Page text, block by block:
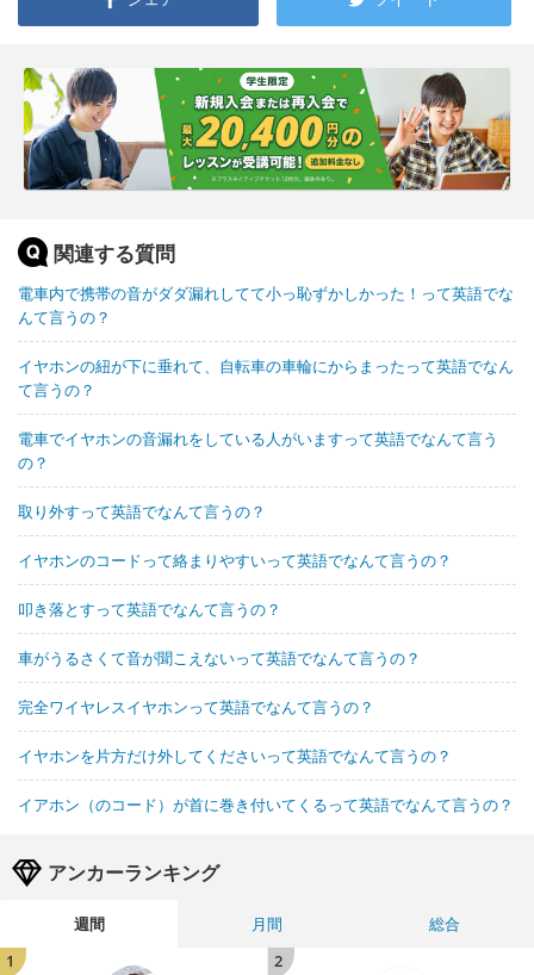
関連する質問
電車内で携帯の音がダダ漏れしてて小っ恥ずかしかった！って英語でな
んて言うの？
イヤホンの紐が下に垂れて、自転車の車輪にからまったって英語でなん
て言うの？
電車でイヤホンの音漏れをしている人がいますって英語でなんて言う
の？
取り外すって英語でなんて言うの？
イヤホンのコードって絡まりやすいって英語でなんて言うの？
叩き落とすって英語でなんて言うの？
車がうるさくて音が聞こえないって英語でなんて言うの？
完全ワイヤレスイヤホンって英語でなんて言うの？
イヤホンを片方だけ外してくださいって英語でなんて言うの？
イアホン（のコード）が首に巻き付いてくるって英語でなんて言うの？
アンカーランキング
週間 月間
総合
1
2